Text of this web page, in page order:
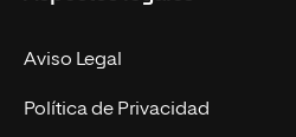
Experto Universitario
Postgrados
Facultades
Nuestro Equipo
Trabaja en UNIR
Aviso Legal
Política de Privacidad